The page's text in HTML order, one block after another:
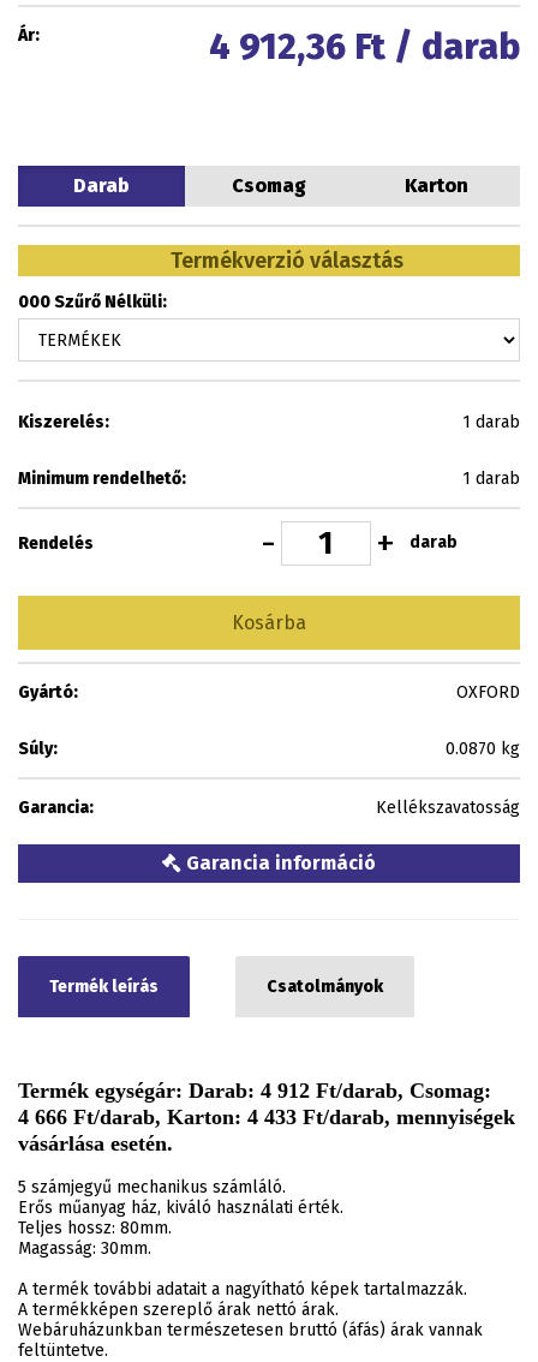
Ár: 4 912,36 Ft / darab
Darab Csomag Karton
Termékverzió választás
000 Szűrő Nélküli:
Kiszerelés: 1 darab
Minimum rendelhető: 1 darab
Rendelés - + darab
Kosárba
Gyártó: OXFORD
Súly: 0.0870 kg
Garancia: Kellékszavatosság
Garancia információ
Termék leírás Csatolmányok
Termék egységár: Darab: 4 912 Ft/darab, Csomag:
4 666 Ft/darab, Karton: 4 433 Ft/darab, mennyiségek
vásárlása esetén.
5 számjegyű mechanikus számláló.
Erős műanyag ház, kiváló használati érték.
Teljes hossz: 80mm.
Magasság: 30mm.
A termék további adatait a nagyítható képek tartalmazzák.
A termékképen szereplő árak nettó árak.
Webáruházunkban természetesen bruttó (áfás) árak vannak
feltüntetve.